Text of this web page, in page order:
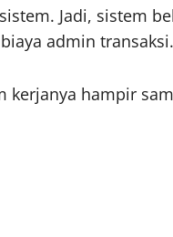
Jadi, sistem
admin transaksi.
kerjanya hampir